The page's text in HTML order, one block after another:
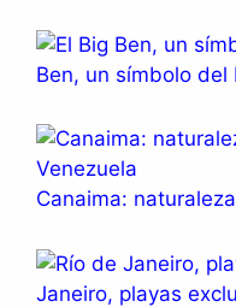
Ben, un símbolo del
Canaima:
Janeiro, playas